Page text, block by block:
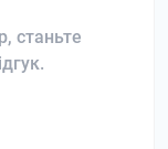
станьте